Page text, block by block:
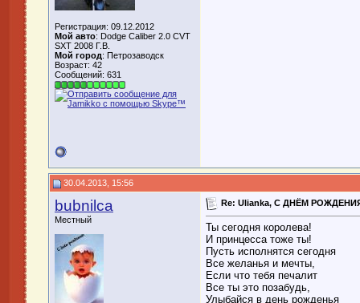
Регистрация: 09.12.2012
Мой авто: Dodge Caliber 2.0 CVT
SXT 2008 Г.В.
Мой город: Петрозаводск
Возраст: 42
Сообщений: 631
30.04.2013, 15:56
bubnilca
Местный
Re: Ulianka, С ДНЁМ
Ты сегодня королева!
И принцесса тоже ты!
Пусть исполнятся сегодня
Все желанья и мечты,
Если что тебя печалит
Все ты это позабудь,
Улыбайся в день рожденья